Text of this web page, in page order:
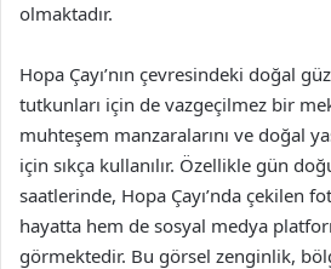
olmaktadır.
Hopa Çayı’nın çevresindeki doğal
tutkunları için de vazgeçilmez bir
muhteşem manzaralarını ve doğal
için sıkça kullanılır. Özellikle gün
saatlerinde, Hopa Çayı’nda çekilen
hayatta hem de sosyal medya
görmektedir. Bu görsel zenginlik,